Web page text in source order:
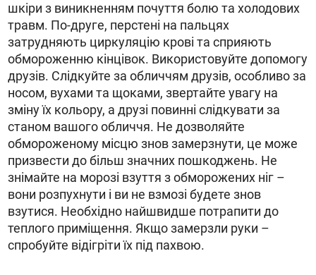
шкіри з виникненням почуття болю та холодових
травм. По-друге, перстені на пальцях
затрудняють циркуляцію крові та сприяють
обмороженню кінцівок. Використовуйте допомогу
друзів. Слідкуйте за обличчям друзів, особливо за
носом, вухами та щоками, звертайте увагу на
зміну їх кольору, а друзі повинні слідкувати за
станом вашого обличчя. Не дозволяйте
обмороженому місцю знов замерзнути, це може
призвести до більш значних пошкоджень. Не
знімайте на морозі взуття з обморожених ніг –
вони розпухнути і ви не взмозі будете знов
взутися. Необхідно найшвидше потрапити до
теплого приміщення. Якщо замерзли руки –
спробуйте відігріти їх під пахвою.